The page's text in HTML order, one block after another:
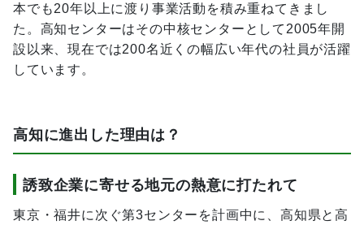
本でも20年以上に渡り事業活動を積み重ねてきまし
た。高知センターはその中核センターとして2005年開
設以来、現在では200名近くの幅広い年代の社員が活躍
しています。
高知に進出した理由は？
誘致企業に寄せる地元の熱意に打たれて
東京・福井に次ぐ第3センターを計画中に、高知県と高